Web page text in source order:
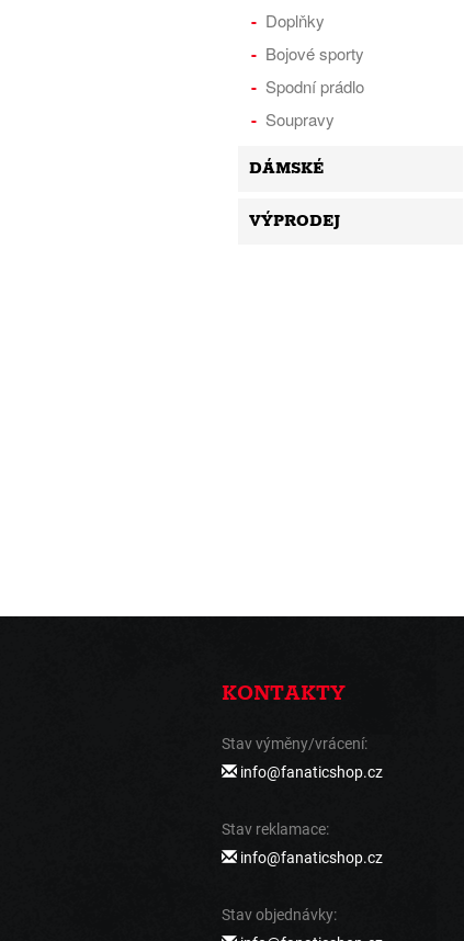
Doplňky
Bojové sporty
Spodní prádlo
Soupravy
DÁMSKÉ
VÝPRODEJ
KONTAKTY
Stav výměny/vrácení:
info@fanaticshop.cz
Stav reklamace:
info@fanaticshop.cz
Stav objednávky: